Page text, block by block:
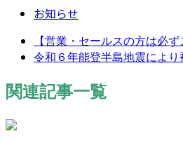
お知らせ
【営業・セールスの方は必ず
令和６年能登半島地震によ
関連記事一覧